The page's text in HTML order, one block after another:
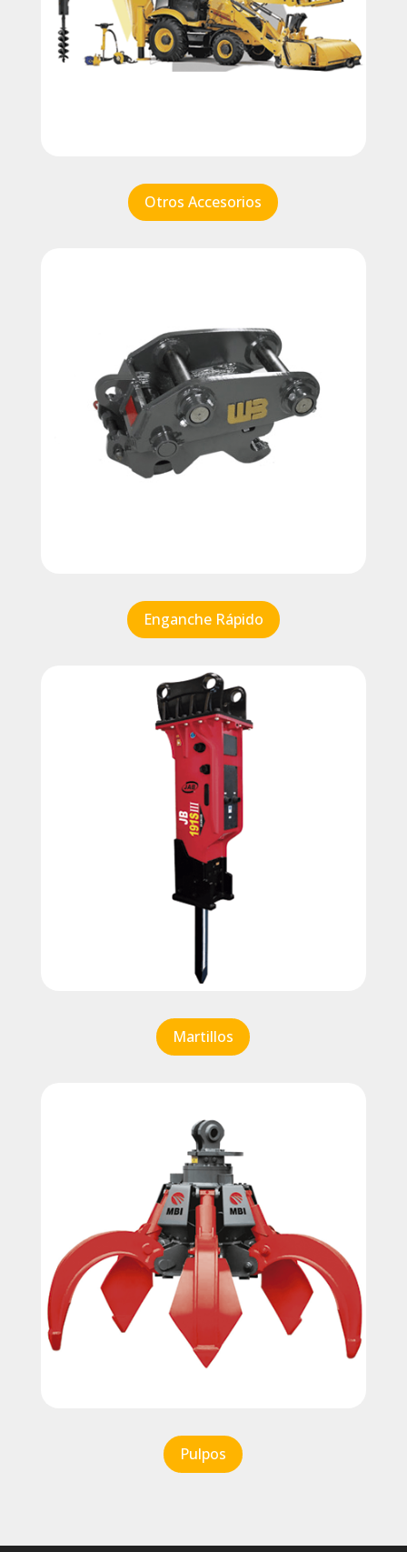
Otros Accesorios
Enganche Rápido
Martillos
Pulpos